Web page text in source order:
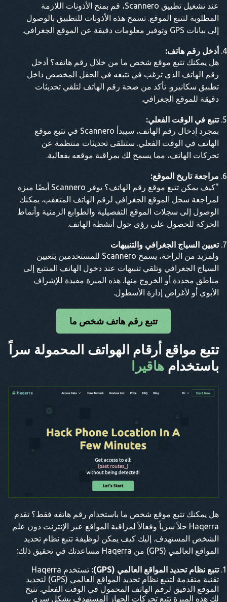
عند تشغيل تطبيق Scannero، قم بمنح الأذونات اللازمة
المطلوبة لتتبع الموقع. تسمح هذه الأذونات للتطبيق بالوصول
إلى بيانات GPS وتوفير معلومات دقيقة عن الموقع الجغرافي.
أدخل رقم هاتف:
هل يمكنك تتبع موقع شخص ما من خلال رقم هاتفه؟ أدخل
رقم الهاتف الذي ترغب في تتبعه في الحقل المخصص داخل
تطبيق سكانيرو. تأكد من صحة رقم الهاتف لتلقي تحديثات
دقيقة للموقع الجغرافي.
تتبع في الوقت الفعلي:
بمجرد إدخال رقم الهاتف، سيبدأ Scannero في تتبع موقع
الهاتف في الوقت الفعلي. ستتلقى تحديثات منتظمة عن
تحركات الهاتف، مما يسمح لك بمراقبة موقعه بفعالية.
مراجعة تاريخ الموقع:
"كيف يمكن تتبع موقع رقم الهاتف؟ يوفر Scannero أيضًا ميزة
لمراجعة سجل الموقع الجغرافي لرقم الهاتف المتعقب. يمكنك
الوصول إلى سجلات الموقع التفصيلية والطوابع الزمنية وأنماط
الحركة للحصول على رؤى حول أنشطة الهاتف.
تعيين السياج الجغرافي والتنبيهات
ولمزيد من الراحة، يسمح Scannero للمستخدمين بتعيين
السياج الجغرافي وتلقي تنبيهات عند دخول الهاتف المتتبع إلى
مناطق محددة أو الخروج منها. هذه الميزة مفيدة للإشراف
الأبوي أو لأغراض إدارة الأسطول.
تتبع رقم هاتف شخص ما
تتبع مواقع أرقام الهواتف المحمولة سراً
باستخدام هاقيرا
هل يمكنك تتبع موقع شخص ما باستخدام رقم هاتفه فقط؟ تقدم
Haqerra حلاً سرياً وفعالاً لمراقبة المواقع عبر الإنترنت دون علم
الشخص المستهدف. إليك كيف يمكن لوظيفة تتبع نظام تحديد
المواقع العالمي (GPS) من Haqerra مساعدتك في تحقيق ذلك:
تتبع نظام تحديد المواقع العالمي (GPS):
تستخدم Haqerra
تقنية متقدمة لتتبع نظام تحديد المواقع العالمي (GPS) لتحديد
الموقع الدقيق لرقم الهاتف المحمول في الوقت الفعلي. تتيح
لك هذه الميزة تتبع تحركات الجهاز المستهدف بشكل سري